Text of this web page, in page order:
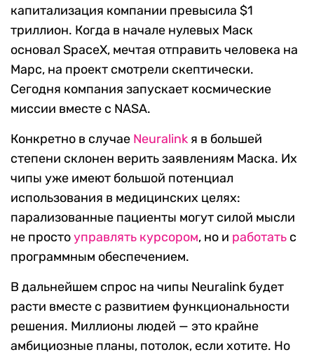
капитализация компании превысила $1
триллион. Когда в начале нулевых Маск
основал SpaceX, мечтая отправить человека на
Марс, на проект смотрели скептически.
Сегодня компания запускает космические
миссии вместе с NASA.
Конкретно в случае Neuralink я в большей
степени склонен верить заявлениям Маска. Их
чипы уже имеют большой потенциал
использования в медицинских целях:
парализованные пациенты могут силой мысли
не простоуправлять курсором, но и работать с
программным обеспечением.
В дальнейшем спрос на чипы Neuralink будет
расти вместе с развитием функциональности
решения. Миллионы людей — это крайне
амбициозные планы, потолок, если хотите. Но